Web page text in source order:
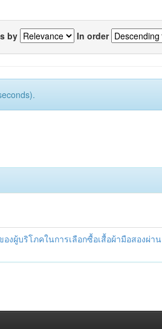
by In order
งผู้บริโภคในการเลือกซื้อเสื้อผ้ามือสองผ่าน